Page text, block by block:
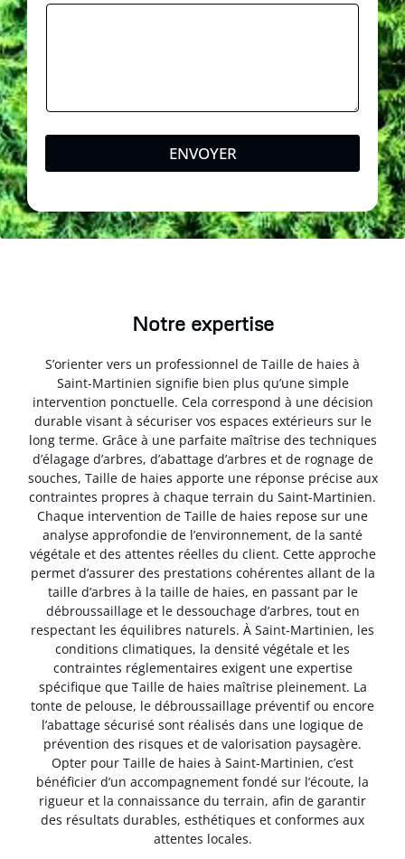
ENVOYER
Notre expertise
S’orienter vers un professionnel de Taille de haies à
Saint-Martinien signifie bien plus qu’une simple
intervention ponctuelle. Cela correspond à une décision
durable visant à sécuriser vos espaces extérieurs sur le
long terme. Grâce à une parfaite maîtrise des techniques
d’élagage d’arbres, d’abattage d’arbres et de rognage de
souches, Taille de haies apporte une réponse précise aux
contraintes propres à chaque terrain du Saint-Martinien.
Chaque intervention de Taille de haies repose sur une
analyse approfondie de l’environnement, de la santé
végétale et des attentes réelles du client. Cette approche
permet d’assurer des prestations cohérentes allant de la
taille d’arbres à la taille de haies, en passant par le
débroussaillage et le dessouchage d’arbres, tout en
respectant les équilibres naturels. À Saint-Martinien, les
conditions climatiques, la densité végétale et les
contraintes réglementaires exigent une expertise
spécifique que Taille de haies maîtrise pleinement. La
tonte de pelouse, le débroussaillage préventif ou encore
l’abattage sécurisé sont réalisés dans une logique de
prévention des risques et de valorisation paysagère.
Opter pour Taille de haies à Saint-Martinien, c’est
bénéficier d’un accompagnement fondé sur l’écoute, la
rigueur et la connaissance du terrain, afin de garantir
des résultats durables, esthétiques et conformes aux
attentes locales.